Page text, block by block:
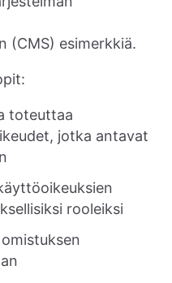
(CMS) esimerkkiä.
toteuttaa
jotka antavat
rooleiksi